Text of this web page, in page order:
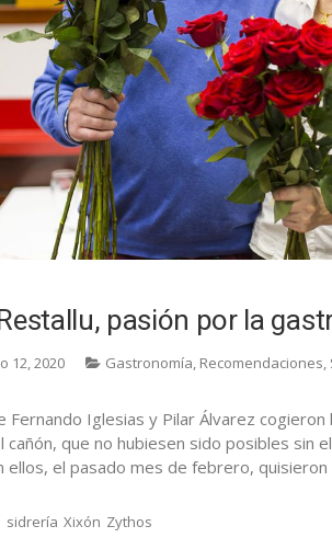
pasión por la
12, 2020 Gastronomía, Recomendaciones,
Fernando Iglesias y Pilar Álvarez
cañón, que no hubiesen sido posibles sin
ellos, el pasado mes de febrero,
sidrería Xixón Zythos